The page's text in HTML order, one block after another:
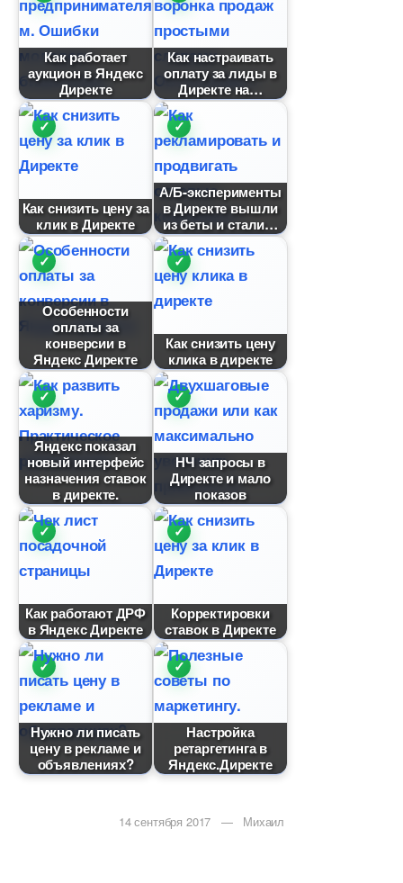
Как работает
аукцион в Яндекс
Директе
Как настраивать
оплату за лиды
Директе на
Как снизить цену за
клик в Директе
А/Б-эксперименты
Директе вышли
из беты и стали
Особенности
оплаты за
конверсии
Яндекс Директе
Как снизить цену
клика в директе
Яндекс показал
новый интерфейс
назначения ставок
директе.
НЧ запросы
Директе и мало
показо
Как работают ДРФ
Яндекс Директе
Корректировки
ставок в Директе
Нужно ли писать
цену в рекламе и
объявлениях?
Настройка
ретаргетинга
Яндекс.Директе
14 сентября 2017 — Михаил